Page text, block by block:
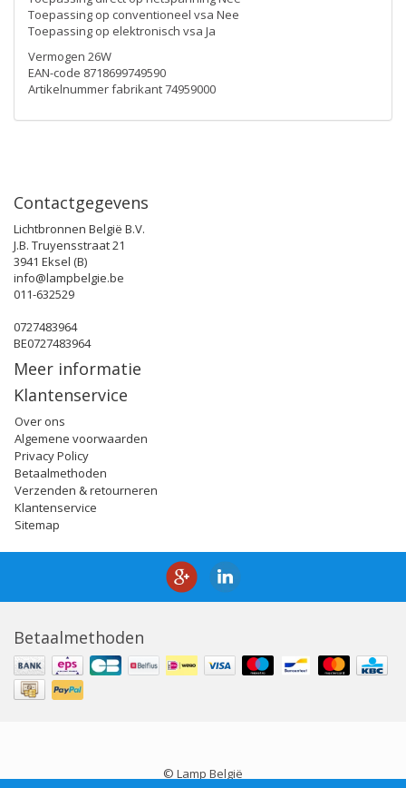
Toepassing op conventioneel vsa Nee
Toepassing op elektronisch vsa Ja
Vermogen 26W
EAN-code 8718699749590
Artikelnummer fabrikant 74959000
Contactgegevens
Lichtbronnen België B.V.
J.B. Truyensstraat 21
3941 Eksel (B)
info@lampbelgie.be
011-632529
0727483964
BE0727483964
Meer informatie
Klantenservice
Over ons
Algemene voorwaarden
Privacy Policy
Betaalmethoden
Verzenden & retourneren
Klantenservice
Sitemap
Betaalmethoden
© Lamp België